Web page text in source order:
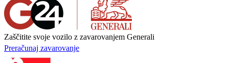
Zaščitite svoje vozilo z zavarovanjem Generali
Preračunaj zavarovanje